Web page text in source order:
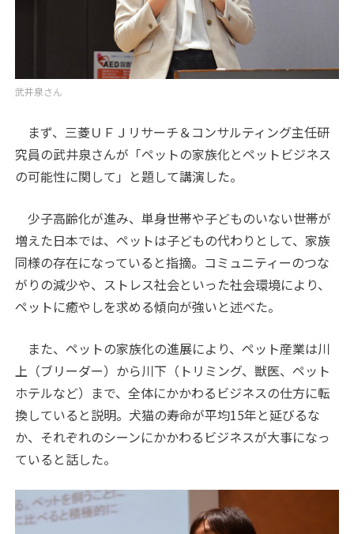
武井泉さん
まず、三菱ＵＦＪリサーチ＆コンサルティング主任研
究員の武井泉さんが「ペットの家族化とペットビジネス
の可能性に関して」と題して講演した。
少子高齢化が進み、単身世帯や子どものいない世帯が
増えた日本では、ペットは子どもの代わりとして、家族
同様の存在になっていると指摘。コミュニティーのつな
がりの減少や、ストレス社会といった社会環境により、
ペットに癒やしを求める傾向が強いと述べた。
また、ペットの家族化の進展により、ペット産業は川
上（ブリーダー）から川下（トリミング、獣医、ペット
ホテルなど）まで、全体にかかわるビジネスの仕方に転
換していると説明。犬猫の寿命が平均15年と延びるな
か、それぞれのシーンにかかわるビジネスが大事になっ
ていると話した。